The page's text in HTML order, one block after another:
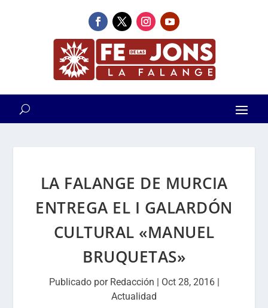
LA FALANGE DE MURCIA
ENTREGA EL I GALARDÓN
CULTURAL «MANUEL
BRUQUETAS»
Publicado por Redacción | Oct 28, 2016|
Actualidad